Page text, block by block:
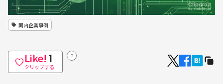
国内企業事例
Like! 1
クリップする
？